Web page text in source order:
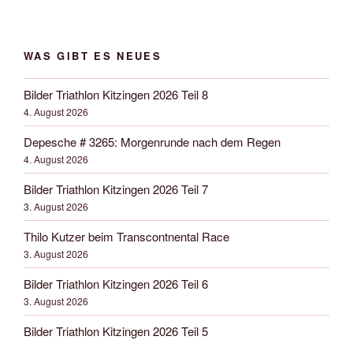
WAS GIBT ES NEUES
Bilder Triathlon Kitzingen 2026 Teil 8
4. August 2026
Depesche # 3265: Morgenrunde nach dem Regen
4. August 2026
Bilder Triathlon Kitzingen 2026 Teil 7
3. August 2026
Thilo Kutzer beim Transcontnental Race
3. August 2026
Bilder Triathlon Kitzingen 2026 Teil 6
3. August 2026
Bilder Triathlon Kitzingen 2026 Teil 5